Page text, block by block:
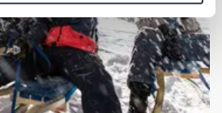
Impressum Datenschutz